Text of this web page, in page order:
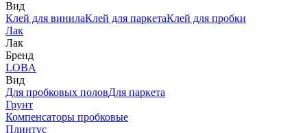
Вид
Клей для винилаКлей для паркетаКлей для пробки
Лак
Лак
Бренд
LOBA
Вид
Для пробковых половДля паркета
Грунт
Компенсаторы пробковые
Плинтус